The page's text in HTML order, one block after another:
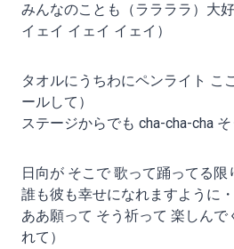
みんなのことも（ララララ）大
イェイ イェイ イェイ）
タオルにうちわにペンライト こ
ールして）
ステージからでも cha-cha-cha
日向が そこで 歌って踊ってる限
誰も彼も幸せになれますように・
ああ願って そう祈って 楽しん
れて）